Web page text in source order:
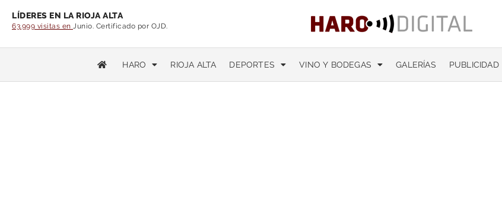
LÍDERES EN LA RIOJA ALTA
63.999 visitas en Junio. Certificado por OJD.
HARO RIOJA ALTA DEPORTES VINO Y BODEGAS GALERÍAS PUBLICIDAD